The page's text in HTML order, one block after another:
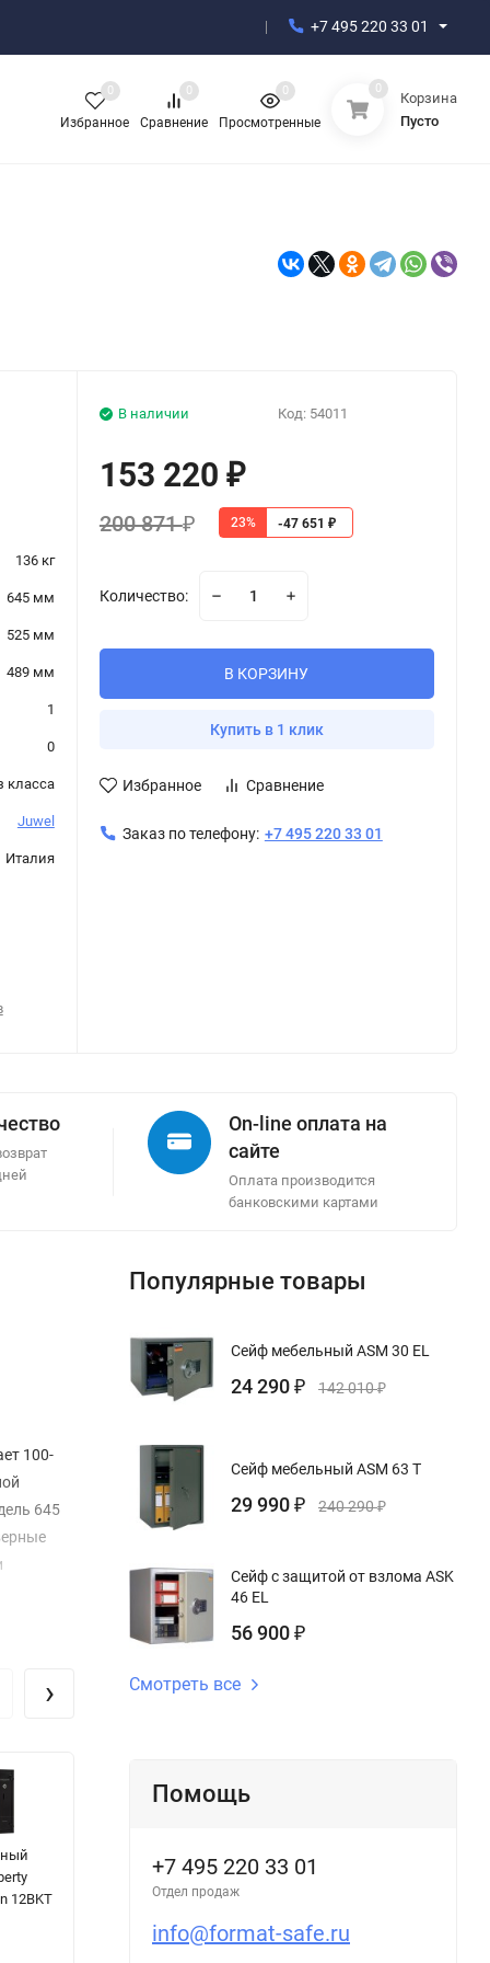
+7 495 220 33 01
Избранное
0
Сравнение
0
Просмотренные
0 0
Корзина
Пусто
136 кг
645 мм
525 мм
489 мм
1
0
класса
Juwel
Италия
В наличии Код: 54011
153 220 ₽
200 871₽ 23% -47 651 ₽
Количество:
В КОРЗИНУ
Купить в 1 клик
Избранное Сравнение
Заказ по телефону: +7 495 220 33 01
On-line оплата на
сайте
Оплата производится
банковскими картами
100-
645
12BKT
Сейф для дома
СПУТНИК P 06Н
Сейф
огневзломостойкий
128 XS EL
›
Популярные товары
Сейф мебельный ASM 30 EL
24 290 ₽ 142 010₽
Сейф мебельный ASM 63 T
29 990 ₽ 240 290₽
Сейф с защитой от взлома ASK
46 EL
56 900 ₽
Смотреть все
Помощь
+7 495 220 33 01
Отдел продаж
info@format-safe.ru